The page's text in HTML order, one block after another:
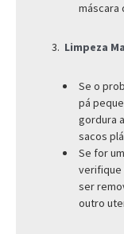
máscara
Limpeza
Se o
pá
gordura
sacos
Se for
verifique
ser
outro